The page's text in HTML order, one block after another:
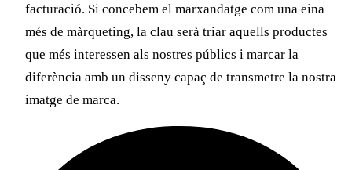
facturació. Si concebem el marxandatge com una eina
més de màrqueting, la clau serà triar aquells productes
que més interessen als nostres públics i marcar la
diferència amb un dissenycapaç de transmetre la nostra
imatge de marca.